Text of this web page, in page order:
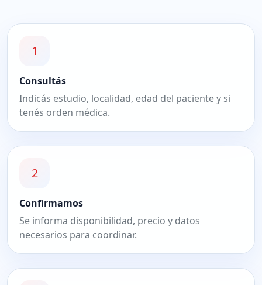
1
Consultás
Indicás estudio, localidad, edad del paciente y si
tenés orden médica.
2
Confirmamos
Se informa disponibilidad, precio y datos
necesarios para coordinar.